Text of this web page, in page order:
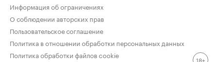
Информация об ограничениях
О соблюдении авторских прав
Пользовательское соглашение
Политика в отношении обработки персональных данных
Политика обработки файлов cookie
18+